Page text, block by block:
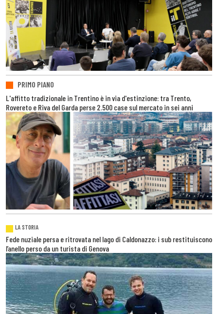
PRIMO PIANO
L'affitto tradizionale in Trentino è in via d'estinzione: tra Trento,
Rovereto e Riva del Garda perse 2.500 case sul mercato in sei anni
LA STORIA
Fede nuziale persa e ritrovata nel lago di Caldonazzo: i sub restituiscono
l’anello perso da un turista di Genova